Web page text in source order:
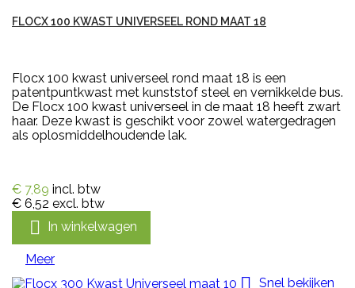
FLOCX 100 KWAST UNIVERSEEL ROND MAAT 18
Flocx 100 kwast universeel rond maat 18 is een
patentpuntkwast met kunststof steel en vernikkelde bus.
De Flocx 100 kwast universeel in de maat 18 heeft zwart
haar. Deze kwast is geschikt voor zowel watergedragen
als oplosmiddelhoudende lak.
€ 7,89 incl. btw
€ 6,52 excl. btw
 In winkelwagen
Meer
 Snel bekijken